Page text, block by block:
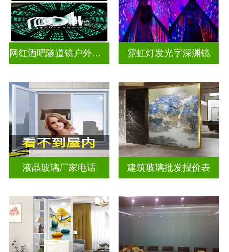
网红酒吧隧道镜户外门头招牌深渊镜千层镜 霓虹灯发光字深渊镜
液晶玻璃厂家电话 建筑玻璃批发报价表